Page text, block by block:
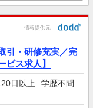
情報提供元
引・研修充実／完
ビス求人】
日以上
学歴不問